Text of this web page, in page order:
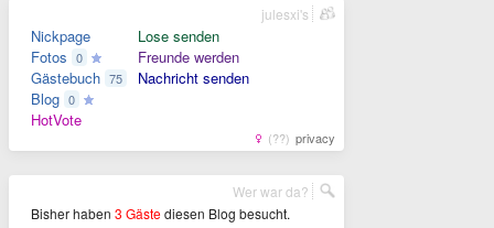
Nickpage
Fotos 0
Gästebuch 75
Blog 0
HotVote
Lose senden
Freunde werden
Nachricht senden
(??) privacy
julesxi's
Bisher haben 3 Gästediesen Blog besucht.
Wer war da?